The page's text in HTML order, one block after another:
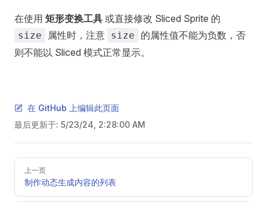
在使用 矩形变换工具 或直接修改 Sliced Sprite 的
size 属性时，注意 size
的属性值不能为负数，否
则不能以 Sliced 模式正常显示。
在 GitHub 上编辑此页面
最后更新于: 5/23/24, 2:28:00 AM
Pager上一页
制作动态生成内容的列表